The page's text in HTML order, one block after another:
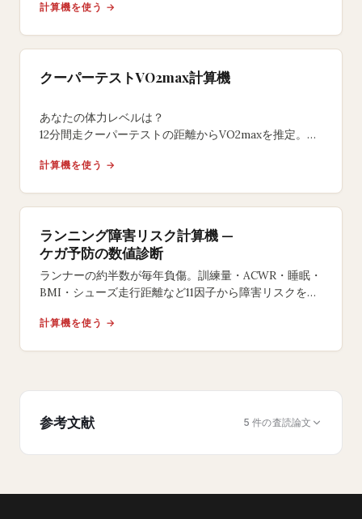
日本式1.05係数やごはん何杯の食品換算にも対応。
計算機を使う →
クーパーテストVO2max計算機
あなたの体力レベルは？
12分間走クーパーテストの距離からVO2maxを推定。
トレーニング改善プランを提供します。
計算機を使う →
ランニング障害リスク計算機 —
ケガ予防の数値診断
ランナーの約半数が毎年負傷。訓練量・ACWR・睡眠・
BMI・シューズ走行距離など11因子から障害リスクを0-
計算機を使う →
参考文献 5 件の査読論文